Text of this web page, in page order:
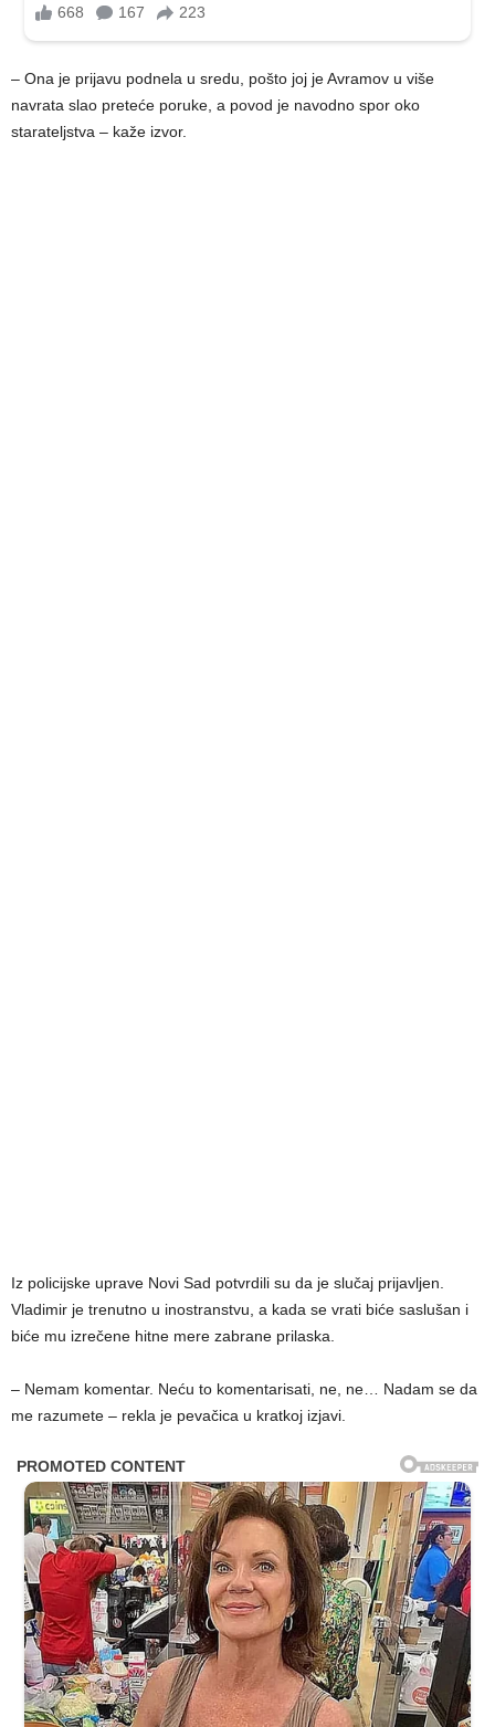
– Ona je prijavu podnela u sredu, pošto joj je Avramov u više
navrata slao preteće poruke, a povod je navodno spor oko
starateljstva – kaže izvor.
Iz policijske uprave Novi Sad potvrdili su da je slučaj prijavljen.
Vladimir je trenutno u inostranstvu, a kada se vrati biće saslušan i
biće mu izrečene hitne mere zabrane prilaska.
– Nemam komentar. Neću to komentarisati, ne, ne… Nadam se da
me razumete – rekla je pevačica u kratkoj izjavi.